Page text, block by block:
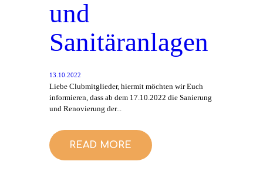
und
Sanitäranlagen
13.10.2022
Liebe Clubmitglieder, hiermit möchten wir Euch
informieren, dass ab dem 17.10.2022 die Sanierung
und Renovierung der...
READ MORE